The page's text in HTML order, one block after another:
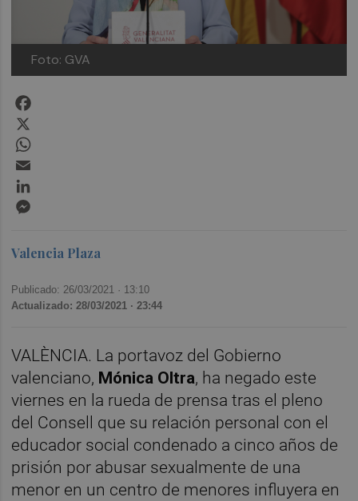
Foto: GVA
Valencia Plaza
Publicado: 26/03/2021 · 13:10
Actualizado: 28/03/2021 · 23:44
VALÈNCIA. La portavoz del Gobierno
valenciano, Mónica Oltra, ha negado este
viernes en la rueda de prensa tras el pleno
del Consell que su relación personal con el
educador social condenado a cinco años de
prisión por abusar sexualmente de una
menor en un centro de menores influyera en